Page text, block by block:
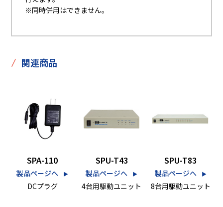
※同時併用はできません。
/ 関連商品
SPA-110
製品ページへ ▶︎
DCプラグ
SPU-T43
製品ページへ ▶︎
4台用駆動ユニット
SPU-T83
製品ページへ ▶︎
8台用駆動ユニット